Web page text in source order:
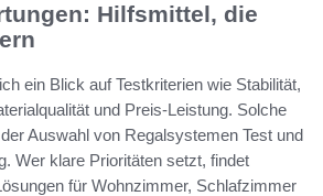
Hilfsmittel, die
ein Blick auf Testkriterien wie Stabilität,
und Preis-Leistung. Solche
Auswahl von Regalsystemen Test und
Wer klare Prioritäten setzt, findet
für Wohnzimmer, Schlafzimmer